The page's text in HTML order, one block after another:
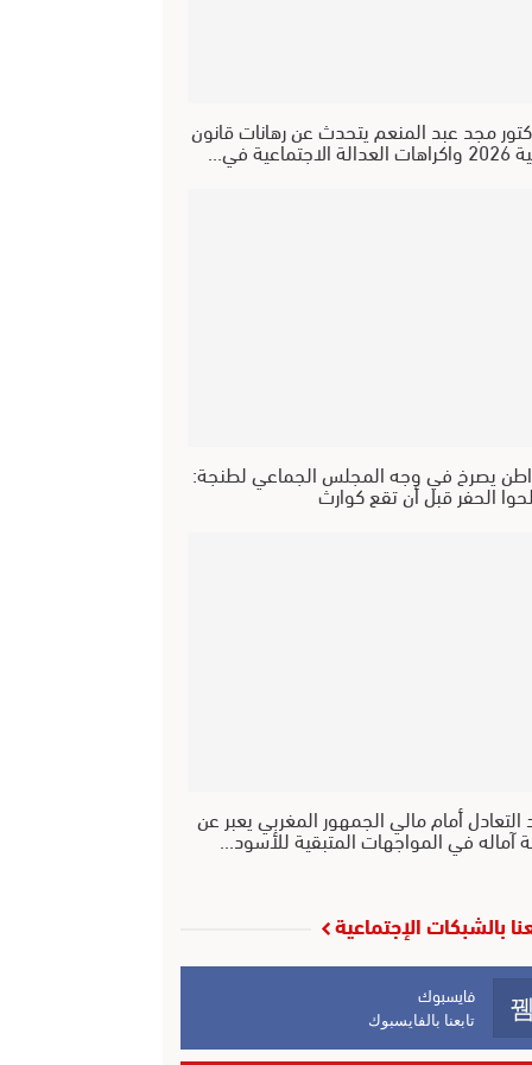
مجد عبد المنعم يتحدث عن رهانات قانون
الاجتماعية في…
يصرخ في وجه المجلس الجماعي لطنجة:
الحفر قبل أن تقع كوارث
التعادل أمام مالي الجمهور المغربي يعبر عن
آماله في المواجهات المتبقية للأسود…
بالشبكات الإجتماعية
فايسبوك
تابعنا بالفايسبوك